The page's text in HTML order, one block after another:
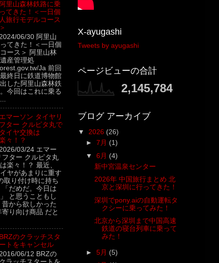
里山森林鉄路に乗
てきた！＜一日個
旅行モデルコース
06/30 阿里山
てきた！＜一日個
ース＞ 阿里山林
産管理処
Ja 前回
終日に鉄道博物館
した阿里山森林鉄
今回はこれに乗る
マーソン タイヤリ
ター クルピタ丸で
イヤ交換は
々！？
03/24 エマー
ター クルピタ丸
楽々！？ 最近、
ヤがあまりに重す
取り付け時に持ち
だめだ。今日は
と思うこともし
から欲しかった
り向け商品 だと
のクラッチスタ
トをキャンセル
06/12 BRZの
X-ayugashi
Tweets by ayugashi
ページビューの合計
2,145,784
ブログ アーカイブ
▼ 2026 (26)
►7月 (1)
▼6月 (4)
新中宮温泉センター
2026年 中国旅行まとめ 北
京と深圳に行ってきた！
深圳でpony.aiの自動運転タ
クシーに乗ってみた！
北京から深圳まで中国高速
鉄道の寝台列車に乗って
みた！
►5月 (5)